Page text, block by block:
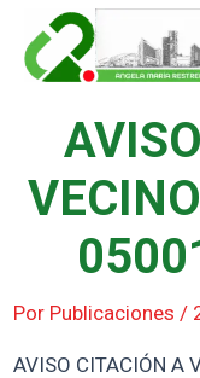
contenido
Por Publicaciones /
AVISO CITACIÓN A